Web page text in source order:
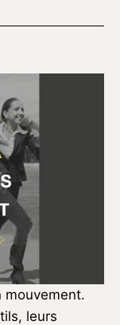
mouvement.
leurs